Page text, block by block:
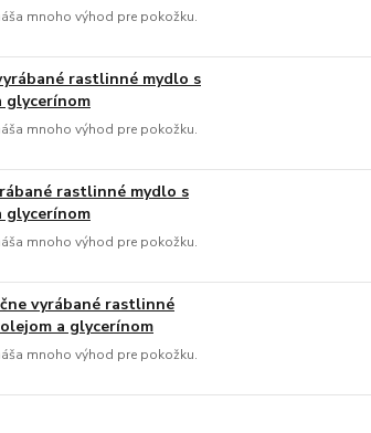
mnoho výhod pre pokožku.
rastlinné mydlo s
glycerínom
mnoho výhod pre pokožku.
rastlinné mydlo s
glycerínom
mnoho výhod pre pokožku.
vyrábané rastlinné
a glycerínom
mnoho výhod pre pokožku.